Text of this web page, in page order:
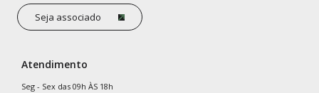
Seja associado
Atendimento
Seg - Sex das 09h ÀS 18h